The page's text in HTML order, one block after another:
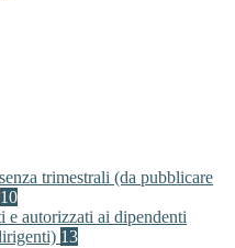
trimestrali (da pubblicare
10
e autorizzati ai dipendenti
13